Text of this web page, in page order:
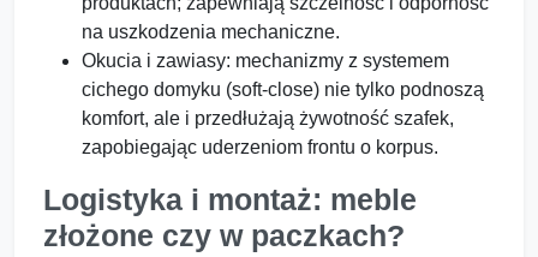
na uszkodzenia mechaniczne.
Okucia i zawiasy: mechanizmy z systemem
cichego domyku (soft-close) nie tylko podnoszą
komfort, ale i przedłużają żywotność szafek,
zapobiegając uderzeniom frontu o korpus.
Logistyka i montaż: meble
złożone czy w paczkach?